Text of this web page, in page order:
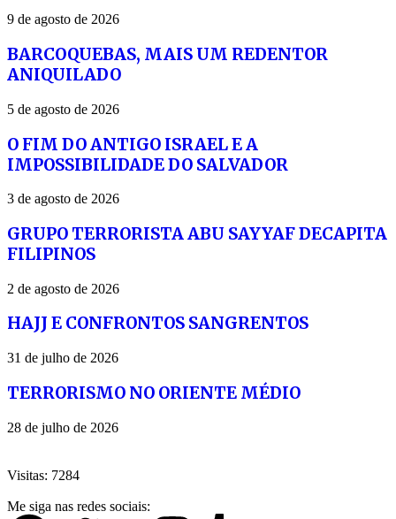
9 de agosto de 2026
BARCOQUEBAS, MAIS UM REDENTOR
ANIQUILADO
5 de agosto de 2026
O FIM DO ANTIGO ISRAEL E A
IMPOSSIBILIDADE DO SALVADOR
3 de agosto de 2026
GRUPO TERRORISTA ABU SAYYAF DECAPITA
FILIPINOS
2 de agosto de 2026
HAJJ E CONFRONTOS SANGRENTOS
31 de julho de 2026
TERRORISMO NO ORIENTE MÉDIO
28 de julho de 2026
Visitas: 7284
Me siga nas redes sociais: